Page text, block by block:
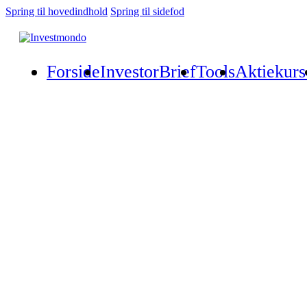
Spring til hovedindhold Spring til sidefod
ForsideInvestorBriefTools